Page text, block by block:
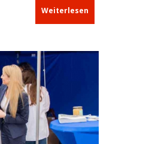
Übungsabend und
Einsatz –wie im Ernstfall!
Weiterlesen